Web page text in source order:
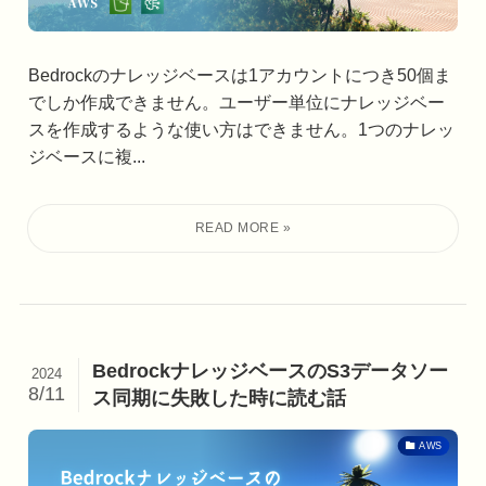
Bedrockのナレッジベースは1アカウントにつき50個ま
でしか作成できません。ユーザー単位にナレッジベー
スを作成するような使い方はできません。1つのナレッ
ジベースに複...
BedrockナレッジベースのS3データソー
ス同期に失敗した時に読む話
2024
8/11
AWS